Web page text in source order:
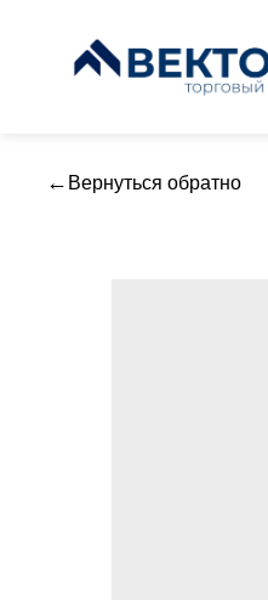
Вернуться обратно